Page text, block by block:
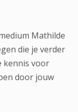
Mathilde
die je verder
kennis voor
door jouw